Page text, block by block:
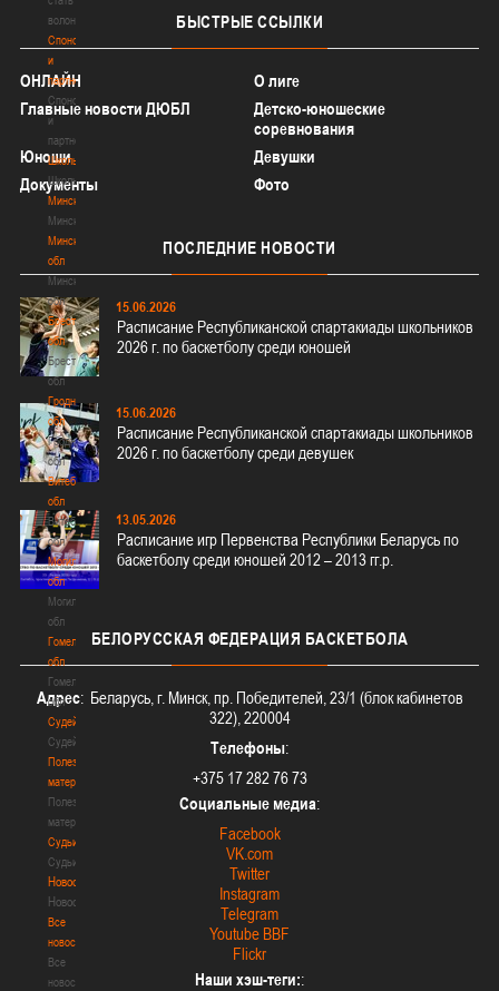
волонтером
Спонсоры
и
партнеры
Спонсоры
и
партнеры
Школы
Школы
Минск
Минск
Минская
обл
Минская
обл
Брестская
обл
Брестская
обл
Гродненская
обл
Гродненская
обл
Витебская
обл
Витебская
обл
Могилевская
обл
Могилевская
обл
Гомельская
обл
Гомельская
обл
Судейство
Судейство
Полезные
материалы
Полезные
материалы
Судьи
Судьи
Новости
Новости
Все
новости
Все
новости
БЫСТРЫЕ ССЫЛКИ
ОНЛАЙН
О лиге
Главные новости ДЮБЛ
Детско-юношеские
соревнования
Юноши
Девушки
Документы
Фото
ПОСЛЕДНИЕ НОВОСТИ
15.06.2026
Расписание Республиканской спартакиады школьников
2026 г. по баскетболу среди юношей
15.06.2026
Расписание Республиканской спартакиады школьников
2026 г. по баскетболу среди девушек
13.05.2026
Расписание игр Первенства Республики Беларусь по
баскетболу среди юношей 2012 – 2013 гг.р.
БЕЛОРУССКАЯ ФЕДЕРАЦИЯ БАСКЕТБОЛА
Адрес: Беларусь, г. Минск, пр. Победителей, 23/1 (блок кабинетов
322), 220004
Телефоны:
+375 17 282 76 73
Социальные медиа:
Facebook
VK.com
Twitter
Instagram
Telegram
Youtube BBF
Flickr
Наши хэш-теги::